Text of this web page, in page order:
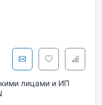
лицами и ИП